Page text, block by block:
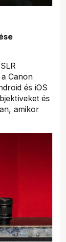
Canon
és iOS
és
amikor